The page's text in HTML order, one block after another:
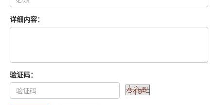
详细内容：
验证码：